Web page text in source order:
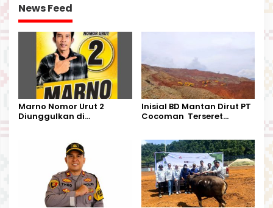
News Feed
Marno Nomor Urut 2
Diunggulkan di
Harapan Warga
Inisial BD Mantan Dirut PT
Cocoman Terseret
Kalimantan Barat